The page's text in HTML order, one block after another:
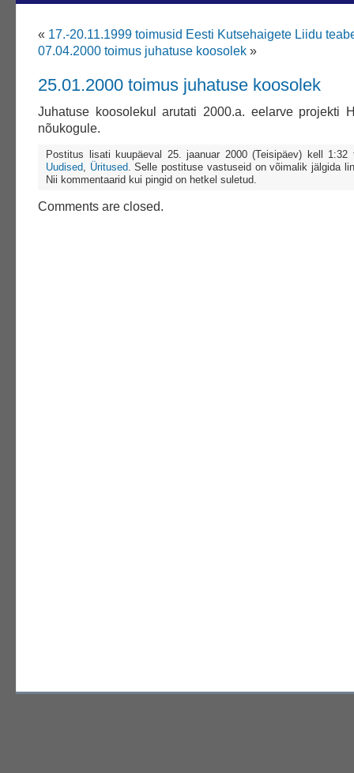
« 17.-20.11.1999 toimusid Eesti Kutsehaigete Liidu
07.04.2000 toimus juhatuse koosolek »
25.01.2000 toimus juhatuse koosolek
Juhatuse koosolekul arutati 2000.a. eelarve projekti
nõukogule.
Postitus lisati kuupäeval 25. jaanuar 2000 (Teisipäev) kell
Uudised, Üritused. Selle postituse vastuseid on võimalik jälgida
Nii kommentaarid kui pingid on hetkel suletud.
Comments are closed.